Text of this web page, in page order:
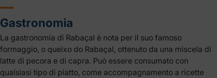
Gastronomia
La gastronomia di Rabaçal è nota per il suo famoso
formaggio, o queixo do Rabaçal, ottenuto da una miscela di
latte di pecora e di capra. Può essere consumato con
qualsiasi tipo di piatto, come accompagnamento a ricette